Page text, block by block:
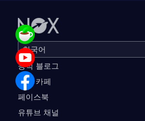
공식 블로그
공식 카페
페이스북
유튜브 채널